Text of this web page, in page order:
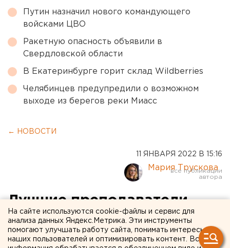
Путин назначил нового командующего
войсками ЦВО
Ракетную опасность объявили в
Свердловской области
В Екатеринбурге горит склад Wildberries
Челябинцев предупредили о возможном
выходе из берегов реки Миасс
← НОВОСТИ
11 ЯНВАРЯ 2022 В 15:16
Мария Трускова
Лучшие преподаватели
ждут: Инженерная школа
УГМК завершает прием
На сайте используются cookie-файлы и сервис для
анализа данных Яндекс.Метрика. Эти инструменты
помогают улучшать работу сайта, понимать интересы
наших пользователей и оптимизировать контент. Вся